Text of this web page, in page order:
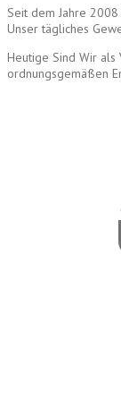
Seit dem Jahre
Unser tägliches
Heutige Sind Wir
ordnungsgemäßen